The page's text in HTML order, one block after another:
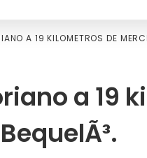
A 19 KILOMETROS DE
a 19